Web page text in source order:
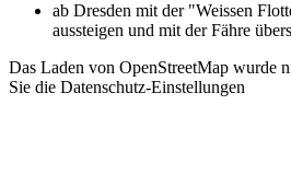
ab Dresden mit der "Weissen
aussteigen und mit der Fähre
Das Laden von OpenStreetMap wurde
Sie die Datenschutz-Einstellungen